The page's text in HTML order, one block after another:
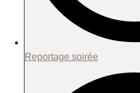
Reportage soirée